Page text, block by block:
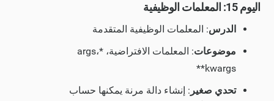
اليوم 15: المعلمات الوظيفية
الدرس: المعلمات الوظيفية المتقدمة
موضوعات
: المعلمات الافتراضية، *args،
**kwargs
تحدي صغير : إنشاء دالة مرنة يمكنها حساب